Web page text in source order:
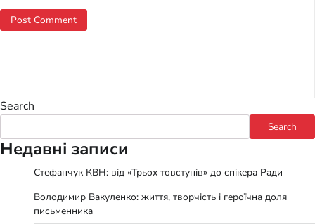
Search
Search
Недавні записи
Стефанчук КВН: від «Трьох товстунів» до спікера Ради
Володимир Вакуленко: життя, творчість і героїчна доля
письменника